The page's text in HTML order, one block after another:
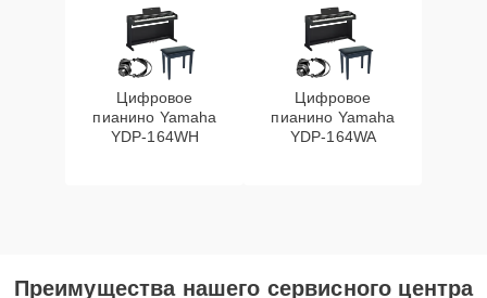
Цифровое
пианино Yamaha
YDP-164WH
Цифровое
пианино Yamaha
YDP-164WA
Преимущества нашего сервисного центра